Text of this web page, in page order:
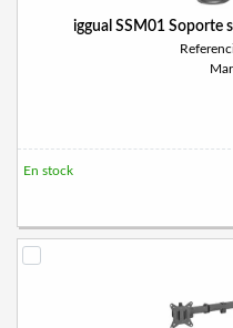
iggual SSM01 Soporte
En stock